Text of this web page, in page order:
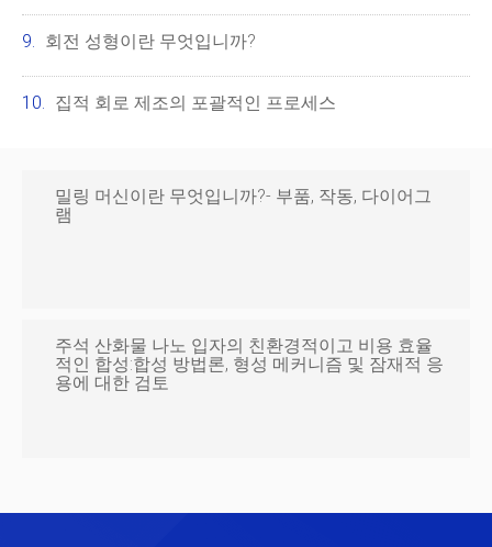
회전 성형이란 무엇입니까?
집적 회로 제조의 포괄적인 프로세스
밀링 머신이란 무엇입니까?- 부품, 작동, 다이어그
램
주석 산화물 나노 입자의 친환경적이고 비용 효율
적인 합성:합성 방법론, 형성 메커니즘 및 잠재적 응
용에 대한 검토